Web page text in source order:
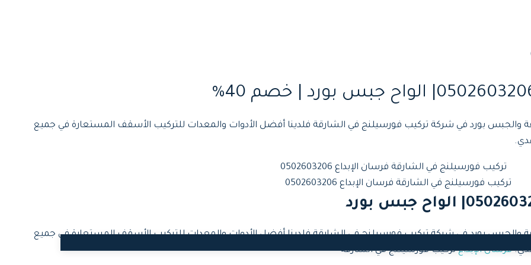
والجبس بورد في شركة تركيب فورسيلنج في الشارقة فلدينا أفضل الأدوات والمعدات للتركيب الأسقف المستعارة في جميع
تركيب فورسيلنج في الشارقة فرسان الإبداع 0502603206
والجبس بورد في شركة تركيب فورسيلنج في الشارقة فلدينا أفضل الأدوات والمعدات للتركيب الأسقف المستعارة في جميع
فرسان الإبداعتركيب فورسيلنج في الشارقة